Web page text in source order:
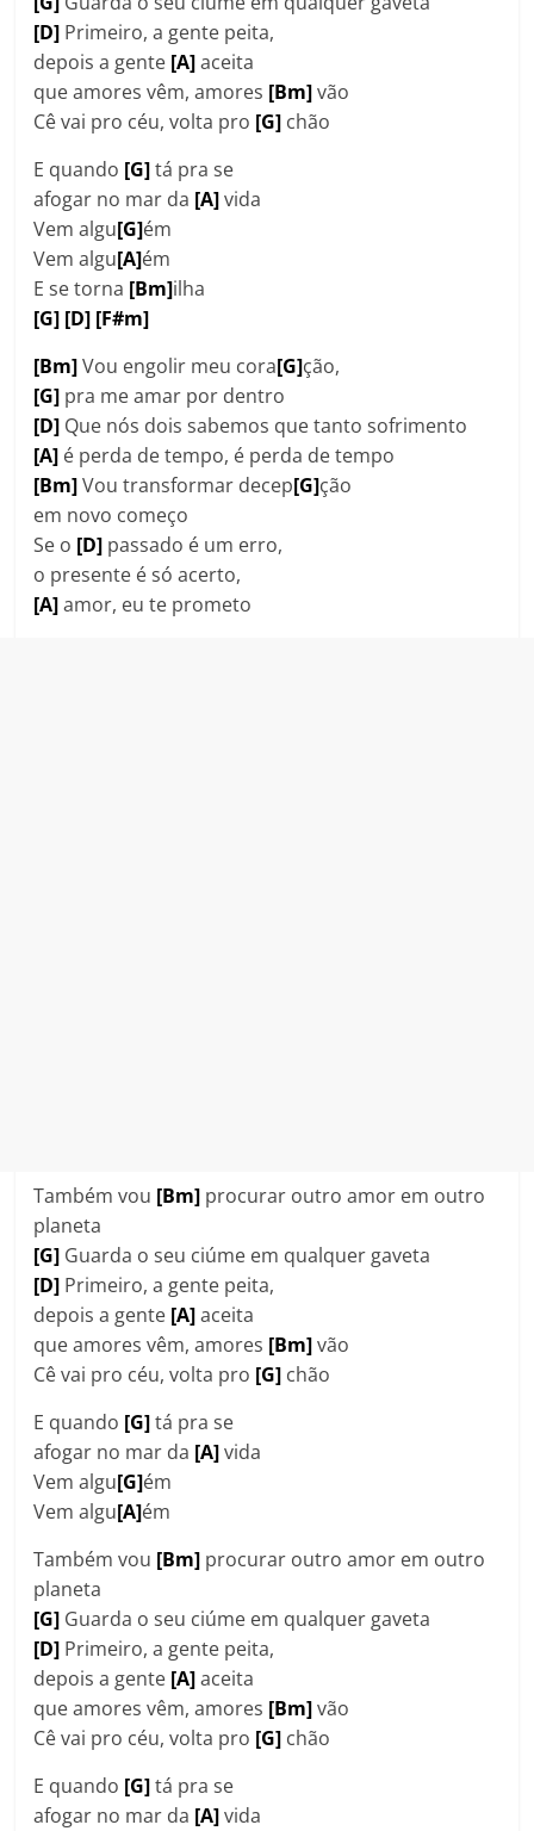
[D] Primeiro, a gente peita,
depois a gente [A]aceita
que amores vêm, amores [Bm]vão
Cê vai pro céu, volta pro [G] chão
E quando [G]tá pra se
afogar no mar da [A]vida
Vem algu[G]ém
Vem algu[A]ém
E se torna [Bm]ilha
[G] [D] [F#m]
[Bm]Vou engolir meu cora[G]ção,
[G] pra me amar por dentro
[D] Que nós dois sabemos que tanto sofrimento
[A] é perda de tempo, é perda de tempo
[Bm]Vou transformar decep[G]ção
em novo começo
Se o [D] passado é um erro,
o presente é só acerto,
[A]amor, eu te prometo
Também vou [Bm] procurar outro amor em outro
planeta
[G] Guarda o seu ciúme em qualquer gaveta
[D] Primeiro, a gente peita,
depois a gente [A]aceita
que amores vêm, amores [Bm]vão
Cê vai pro céu, volta pro [G] chão
E quando [G]tá pra se
afogar no mar da [A]vida
Vem algu[G]ém
Vem algu[A]ém
Também vou [Bm] procurar outro amor em outro
planeta
[G] Guarda o seu ciúme em qualquer gaveta
[D] Primeiro, a gente peita,
depois a gente [A]aceita
que amores vêm, amores [Bm]vão
Cê vai pro céu, volta pro [G] chão
E quando [G]tá pra se
afogar no mar da [A]vida